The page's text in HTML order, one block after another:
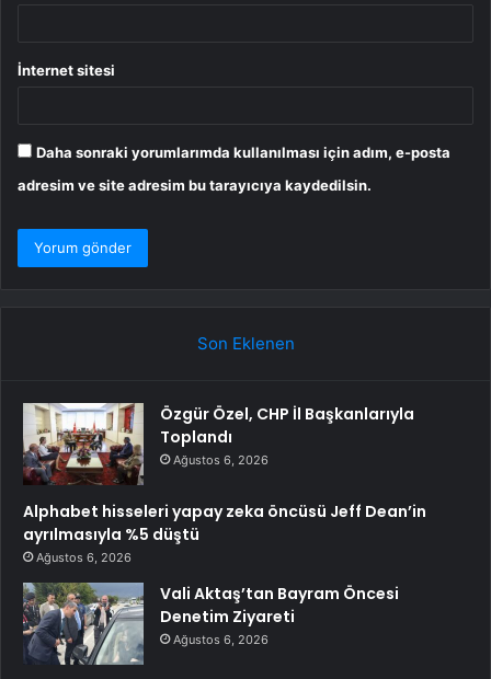
İnternet sitesi
Daha sonraki yorumlarımda kullanılması için adım, e-posta
adresim ve site adresim bu tarayıcıya kaydedilsin.
Son Eklenen
Özgür Özel, CHP İl Başkanlarıyla
Toplandı
Ağustos 6, 2026
Alphabet hisseleri yapay zeka öncüsü Jeff Dean’in
ayrılmasıyla %5 düştü
Ağustos 6, 2026
Vali Aktaş’tan Bayram Öncesi
Denetim Ziyareti
Ağustos 6, 2026